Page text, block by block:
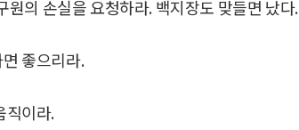
의 손실을 요청하라. 백지장도 맞들면 났다.
좋으리라.
직이라.